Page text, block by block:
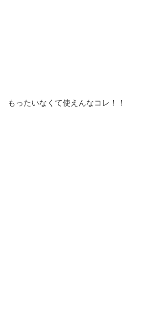
もったいなくて使えんなコレ！！